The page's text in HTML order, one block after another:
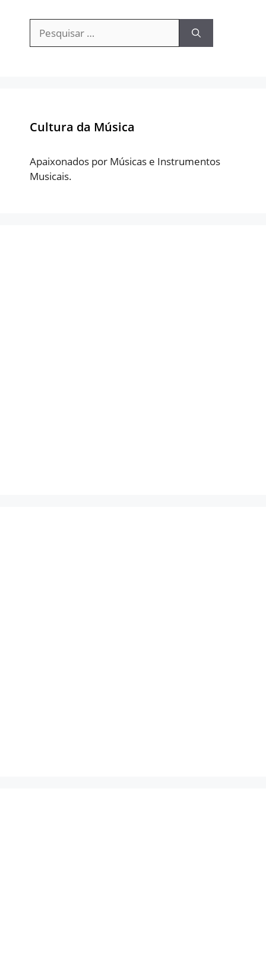
Pesquisar
por:
Cultura da Música
Apaixonados por Músicas e Instrumentos
Musicais.